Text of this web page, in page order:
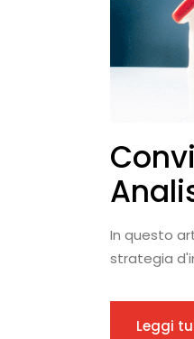
In questo
strategia
Leggi